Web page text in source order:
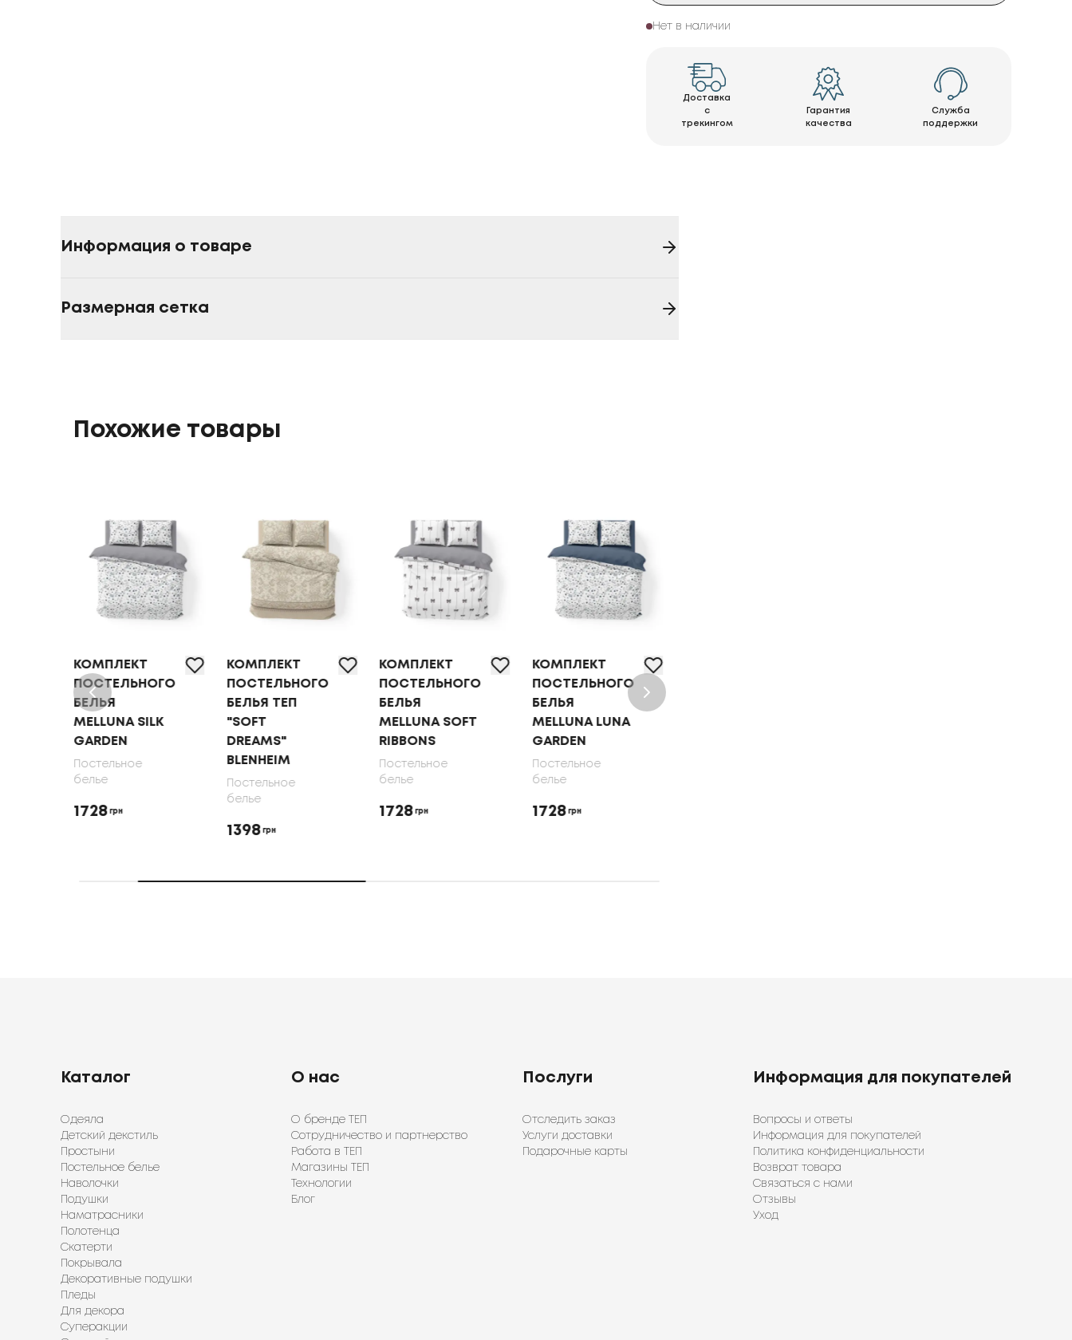
Нет в наличии
Доставка
с
трекингом
Гарантия
качества
Служба
поддержки
Информация о товаре
Размерная сетка
Похожие товары
КОМПЛЕКТ
ПОСТЕЛЬНОГО
БЕЛЬЯ ТЕП
"SOFT
DREAMS"
BLENHEIM
Постельное
КОМПЛЕКТ
ПОСТЕЛЬНОГО
БЕЛЬЯ
MELLUNA SOFT
RIBBONS
Постельное
белье
КОМПЛЕКТ
ПОСТЕЛЬНОГО
БЕЛЬЯ
MELLUNA LUNA
GARDEN
Постельное
белье
1728 грн
КОМПЛЕКТ
ПОСТЕЛЬНОГО
БЕЛЬЯ ТЕП
OLIVE DOTS,
70X70
Постельное
белье
1650 грн
Каталог
Одеяла
Детский декстиль
Простыни
Постельное белье
Наволочки
Подушки
Наматрасники
Полотенца
Скатерти
Покрывала
Декоративные подушки
Пледы
Для декора
Суперакции
О нас
О бренде ТЕП
Сотрудничество и партнерство
Работа в ТЕП
Магазины ТЕП
Технологии
Блог
Послуги
Отследить заказ
Услуги доставки
Подарочные карты
Информация для покупателей
Вопросы и ответы
Информация для покупателей
Политика конфиденциальности
Возврат товара
Связаться с нами
Отзывы
Уход